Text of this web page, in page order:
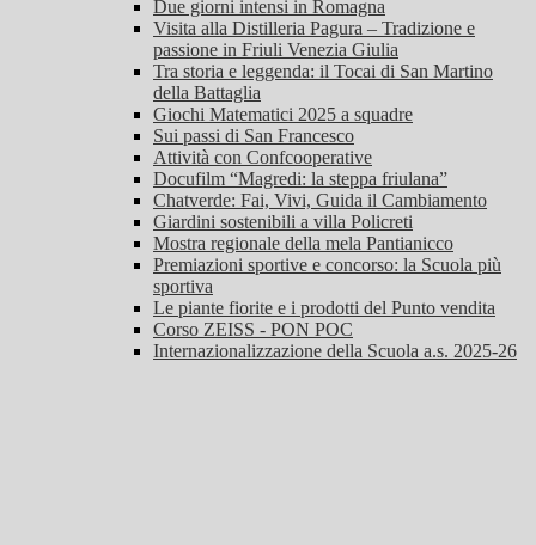
Due giorni intensi in Romagna
Visita alla Distilleria Pagura – Tradizione e
passione in Friuli Venezia Giulia
Tra storia e leggenda: il Tocai di San Martino
della Battaglia
Giochi Matematici 2025 a squadre
Sui passi di San Francesco
Attività con Confcooperative
Docufilm “Magredi: la steppa friulana”
Chatverde: Fai, Vivi, Guida il Cambiamento
Giardini sostenibili a villa Policreti
Mostra regionale della mela Pantianicco
Premiazioni sportive e concorso: la Scuola più
sportiva
Le piante fiorite e i prodotti del Punto vendita
Corso ZEISS - PON POC
Internazionalizzazione della Scuola a.s. 2025-26